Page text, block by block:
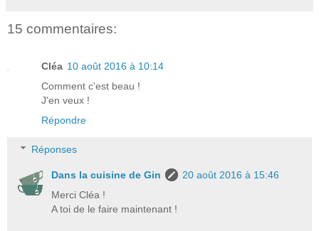
15 commentaires:
Cléa 10 août 2016 à 10:14
Comment c'est beau !
J'en veux !
Répondre
Réponses
Dans la cuisine de Gin
20 août 2016 à 15:46
Merci Cléa !
A toi de le faire maintenant !